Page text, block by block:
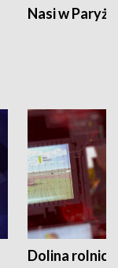
Nasi w Paryżu
Dolina